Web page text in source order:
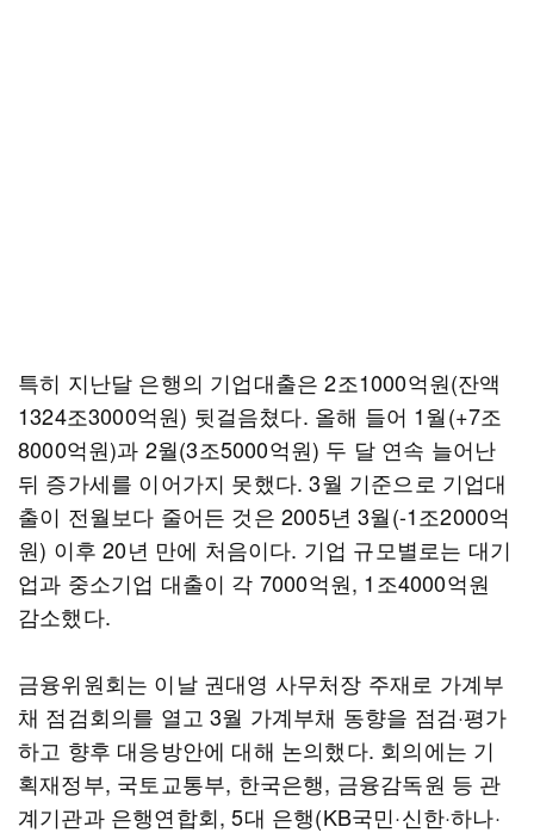
특히 지난달 은행의 기업대출은 2조1000억원(잔액
1324조3000억원) 뒷걸음쳤다. 올해 들어 1월(+7조
8000억원)과 2월(3조5000억원) 두 달 연속 늘어난
뒤 증가세를 이어가지 못했다. 3월 기준으로 기업대
출이 전월보다 줄어든 것은 2005년 3월(-1조2000억
원) 이후 20년 만에 처음이다. 기업 규모별로는 대기
업과 중소기업 대출이 각 7000억원, 1조4000억원
감소했다.
금융위원회는 이날 권대영 사무처장 주재로 가계부
채 점검회의를 열고 3월 가계부채 동향을 점검·평가
하고 향후 대응방안에 대해 논의했다. 회의에는 기
획재정부, 국토교통부, 한국은행, 금융감독원 등 관
계기관과 은행연합회, 5대 은행(KB국민·신한·하나·